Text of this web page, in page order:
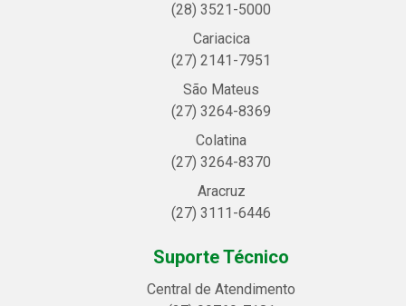
(28) 3521-5000
Cariacica
(27) 2141-7951
São Mateus
(27) 3264-8369
Colatina
(27) 3264-8370
Aracruz
(27) 3111-6446
Suporte Técnico
Central de Atendimento